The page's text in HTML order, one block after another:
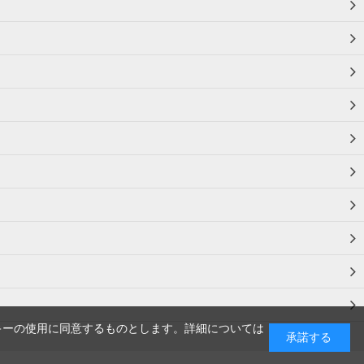
の使用に同意するものとします。詳細については
承諾する